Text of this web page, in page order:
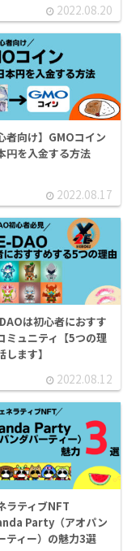
2022.08.20
者向け】GMOコイン
円を入金する方法
2022.08.17
は初心者におすす
ミュニティ【5つの理
します】
2022.08.12
ラティブNFT
Party（アオパン
ティー）の魅力3選